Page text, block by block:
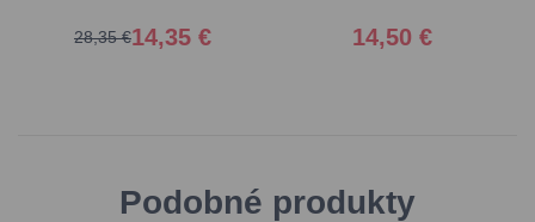
14,35 €
28,35 € 14,50 €
Podobné produkty